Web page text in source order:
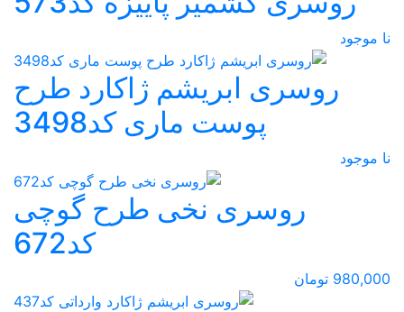
نا موجود
روسری ابریشم ژاکارد طرح
پوست ماری کد3498
نا موجود
روسری نخی طرح گوچی
کد672
980,000 تومان